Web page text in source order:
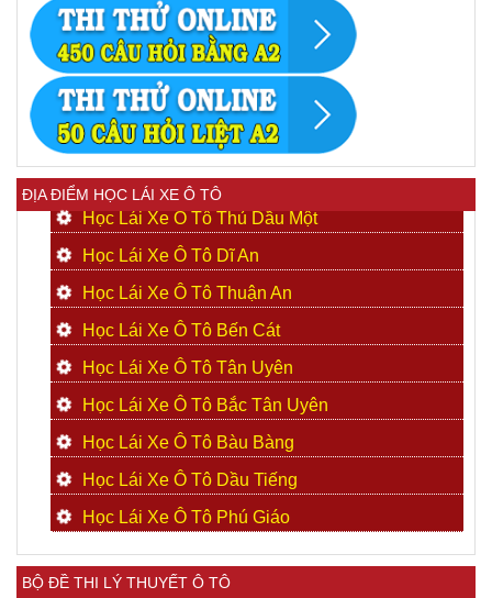
ĐỊA ĐIỂM HỌC LÁI XE Ô TÔ
Học Lái Xe Ô Tô Thủ Dầu Một
Học Lái Xe Ô Tô Dĩ An
Học Lái Xe Ô Tô Thuận An
Học Lái Xe Ô Tô Bến Cát
Học Lái Xe Ô Tô Tân Uyên
Học Lái Xe Ô Tô Bắc Tân Uyên
Học Lái Xe Ô Tô Bàu Bàng
Học Lái Xe Ô Tô Dầu Tiếng
Học Lái Xe Ô Tô Phú Giáo
BỘ ĐỀ THI LÝ THUYẾT Ô TÔ